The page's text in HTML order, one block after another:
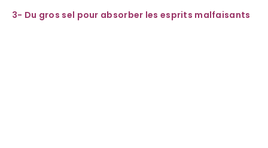
3- Du gros sel pour absorber les esprits malfaisants